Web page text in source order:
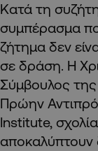
Κατά τη
συμπέρασμα
ζήτημα δεν
σε δράση. Η
Σύμβουλος
Πρώην
Institute,
αποκαλύπτουν